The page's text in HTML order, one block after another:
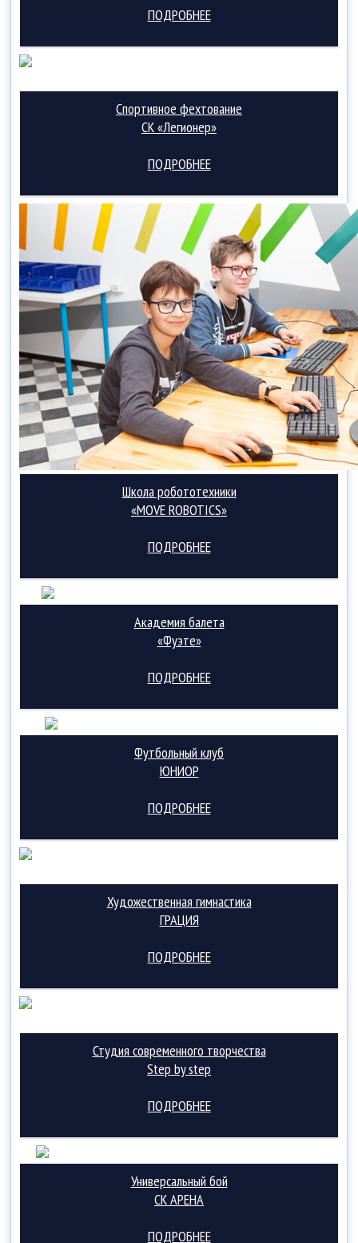
ПОДРОБНЕЕ
Спортивное фехтование
СК «Легионер»
ПОДРОБНЕЕ
Школа робототехники
«MOVE ROBOTICS»
ПОДРОБНЕЕ
Академия балета
«Фуэте»
ПОДРОБНЕЕ
Футбольный клуб
ЮНИОР
ПОДРОБНЕЕ
Художественная гимнастика
ГРАЦИЯ
ПОДРОБНЕЕ
Студия современного творчества
Step by step
ПОДРОБНЕЕ
Универсальный бой
СК АРЕНА
ПОДРОБНЕЕ